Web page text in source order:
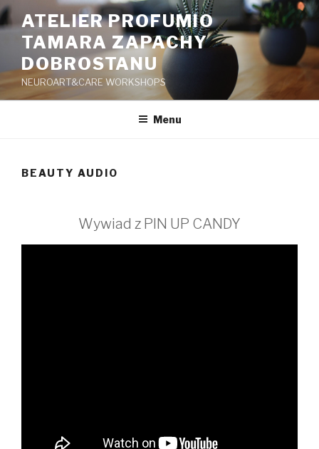
Przeskocz
do
ATELIER PROFUMIO
TAMARA ZAPACHY
DOBROSTANU
NEUROART&CARE WORKSHOPS
Menu
BEAUTY AUDIO
Wywiad z PIN UP CANDY